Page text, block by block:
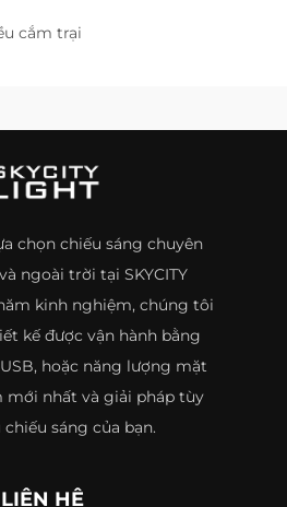
cắm trại
chọn chiếu sáng chuyên
ngoài trời tại SKYCITY
kinh nghiệm, chúng tôi
kế được vận hành bằng
hoặc năng lượng mặt
mới nhất và giải pháp tùy
sáng của bạn.
LIÊN HỆ